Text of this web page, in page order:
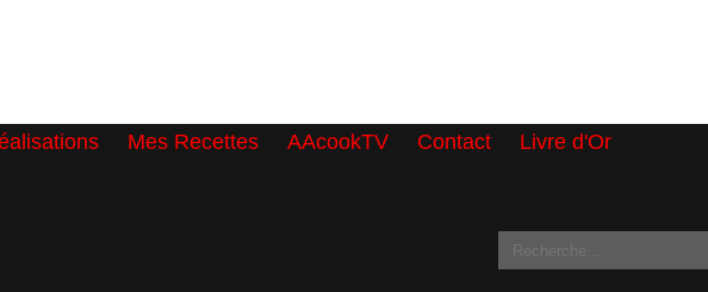
Mes Recettes AAcookTV Contact Livre d'Or